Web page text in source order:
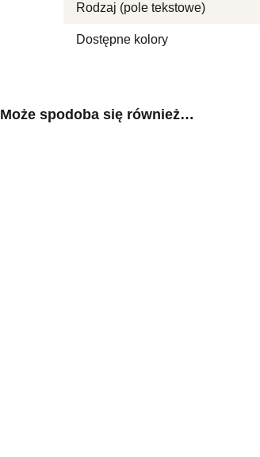
Rodzaj (pole tekstowe)
Dostępne kolory
Może spodoba się również…